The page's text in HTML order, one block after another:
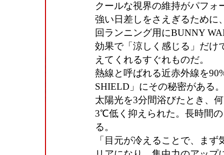
クールな視界の維持がパフォ
強い日差しをさえぎるために
回ランニング用にBUNNY
効果で「涼しく感じる」だけ
えてくれるすぐれものだ。
熱線と呼ばれる近赤外線を
SHIELD」にその秘密がある
太陽光を3分間浴びたとき、
3℃低く抑えられた。長時間
る。
「目元が冷えることで、ま